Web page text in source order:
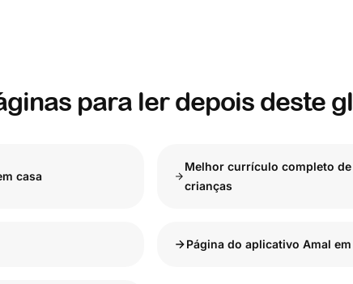
para ler depois deste
casa
Melhor currículo completo
crianças
Página do aplicativo Amal